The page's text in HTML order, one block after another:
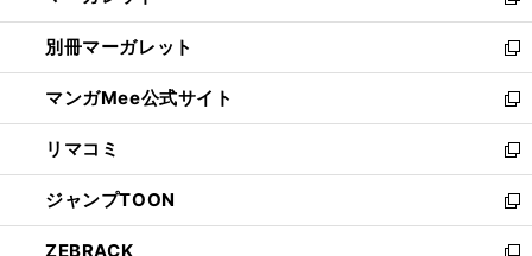
開
く
ウ
で
開
く
ウ
ィ
ン
ド
ウ
で
開
く
し
い
ウ
ィ
ン
ド
ウ
で
開
く
別冊マーガレット
新
し
い
ウ
ィ
ン
ド
ウ
で
マンガMee公式サイト
新
し
い
ウ
ィ
ン
リマコミ
新
し
い
ウ
ジャンプTOON
新
し
ZEBRACK